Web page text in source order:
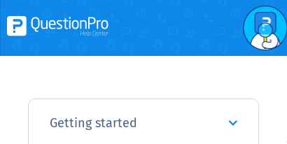
Getting started